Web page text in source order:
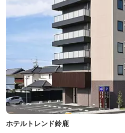
ホテルトレンド鈴鹿